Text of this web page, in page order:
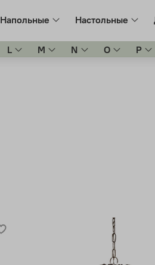
Напольные Настольные
L M N O P